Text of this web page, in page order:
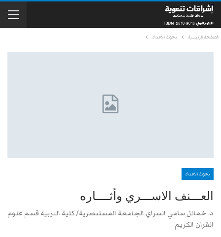
الصفحة الرئيسية بحوث الاعداد
بحوث الاعداد
العـــنف الاســـري وأثــــاره
د. خمائل سامي السراي الجامعة المستنصرية/ كلية التربية قسم علوم
القران الكريم